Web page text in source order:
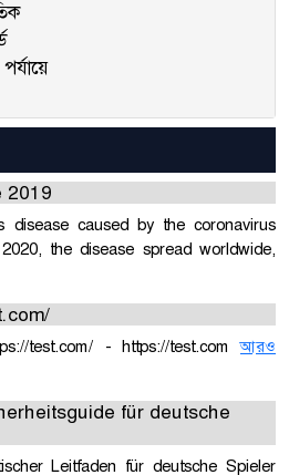
2019
disease caused by the coronavirus
the disease spread worldwide,
test.com/ - https://test.comআরও
für deutsche
Leitfaden für deutsche Spieler